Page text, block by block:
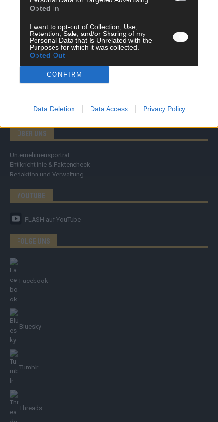
Opted In
I want to opt-out of Collection, Use,
Retention, Sale, and/or Sharing of my
Personal Data that Is Unrelated with the
Purposes for which it was collected.
Opted Out
CONFIRM
Data Deletion Data Access Privacy Policy
Meinung
Eurovision
FLASH – DAS VIDEOPORTAL
ÜBER UNS
Unternehmensporträt
Ehtikrichtlinie & Faktencheck
Redaktion und Verwaltung
YOUTUBE
FLASH auf YouTube
FOLGE UNS
Facebook
Bluesky
Tumblr
Threads